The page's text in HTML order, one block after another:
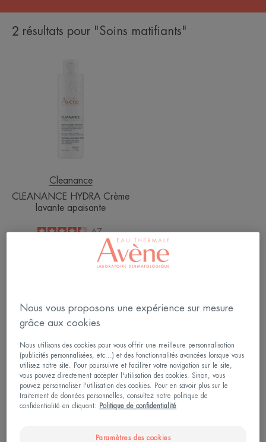
2 résultats pour "Soins matifiants"
lavante
Cleanance
CLEANANCE HYDRA Crème
lavante apaisante
4.4
/
5
67
Vous avez la peau grasse ?
Pensez à faire un masque
absorbant et désincrustant, 1 fois
par semaine.
Nous vous proposons une expérience sur mesure
grâce aux cookies
Nous utilisons des cookies pour vous offrir une meilleure personnalisation
(publicités personnalisées, etc...) et des fonctionnalités avancées lorsque vous
utilisez notre site. Pour poursuivre et faciliter votre navigation sur le site,
vous pouvez directement accepter l'utilisation des cookies. Sinon, vous
pouvez personnaliser l'utilisation des cookies. Pour en savoir plus sur le
traitement de données personnelles, consultez notre politique de
confidentialité en cliquant:
Politique de confidentialité
Paramètres des cookies